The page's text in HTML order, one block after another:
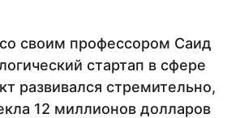
своим профессором Саид
стартап в сфере
развивался стремительно,
12 миллионов долларов